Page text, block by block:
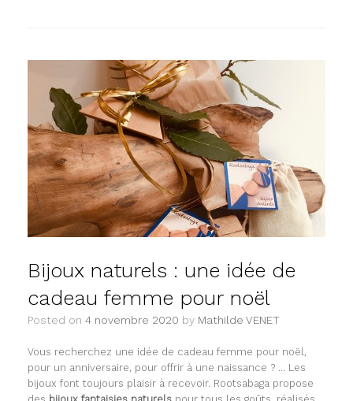
Bijoux naturels : une idée de
cadeau femme pour noël
Posted on 4 novembre 2020 by Mathilde VENET
Vous recherchez une idée de cadeau femme pour noël,
pour un anniversaire, pour offrir à une naissance ? … Les
bijoux font toujours plaisir à recevoir. Rootsabaga propose